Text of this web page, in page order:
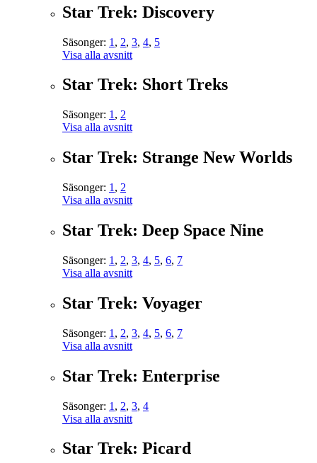
Star Trek: Discovery
Säsonger: 1 , 2, 3, 4, 5
Visa alla avsnitt
Star Trek: Short Treks
Säsonger: 1 , 2
Visa alla avsnitt
Star Trek: Strange New Worlds
Säsonger: 1 , 2
Visa alla avsnitt
Star Trek: Deep Space Nine
Säsonger: 1 , 2, 3, 4, 5, 6, 7
Visa alla avsnitt
Star Trek: Voyager
Säsonger: 1 , 2, 3, 4, 5, 6, 7
Visa alla avsnitt
Star Trek: Enterprise
Säsonger: 1 , 2, 3, 4
Visa alla avsnitt
Star Trek: Picard